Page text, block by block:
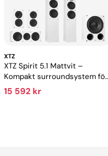
XTZ
XTZ Spirit 5.1 Mattvit –
Kompakt surroundsystem för
hemmabio och musik
15 592 kr